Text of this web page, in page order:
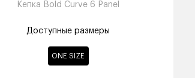
Кепка Bold Curve 6 Panel
Доступные размеры
ONE SIZE